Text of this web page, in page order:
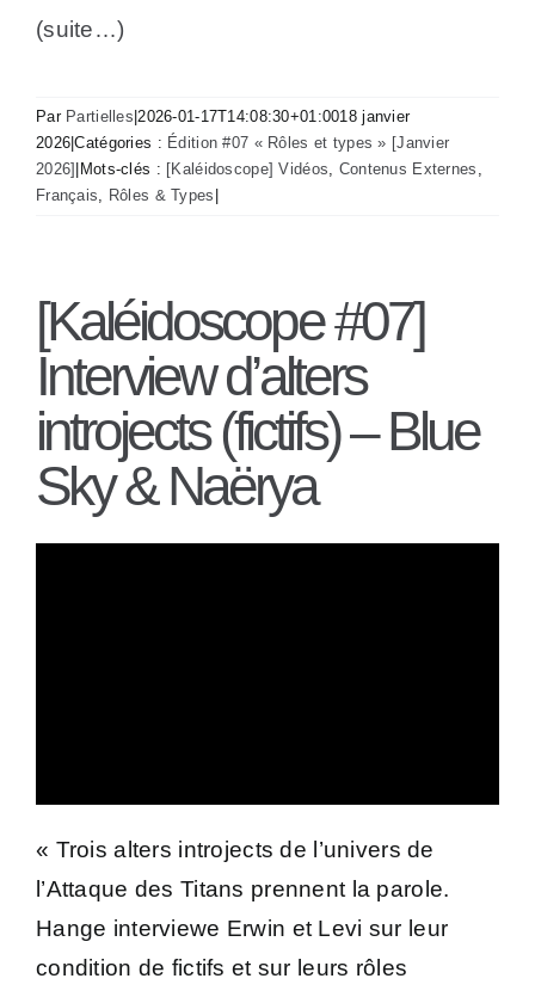
(suite…)
Par Partielles |2026-01-17T14:08:30+01:0018 janvier
2026 |Catégories : Édition #07 « Rôles et types » [Janvier
2026] Mots-clés : [Kaléidoscope] Vidéos, Contenus Externes ,
Français, Rôles & Types
[Kaléidoscope #07]
Interview d’alters
introjects (fictifs) – Blue
Sky & Naërya
« Trois alters introjects de l’univers de
l’Attaque des Titans prennent la parole.
Hange interviewe Erwin et Levi sur leur
condition de fictifs et sur leurs rôles